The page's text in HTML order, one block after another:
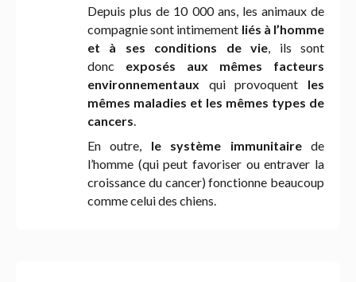
Depuis plus de 10 000 ans, les animaux de
compagniesont intimement liés à l’homme
et à ses conditions de vie, ils sont
donc exposés aux mêmes facteurs
environnementaux qui provoquent les
mêmes maladies et les mêmes types de
cancers.
En outre, le système immunitairede
l’homme (qui peut favoriser ou entraver la
croissance du cancer) fonctionne beaucoup
comme celui des chiens.